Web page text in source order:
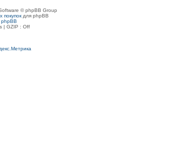
© phpBB Group
покупок для phpBB
phpBB
| GZIP : Off